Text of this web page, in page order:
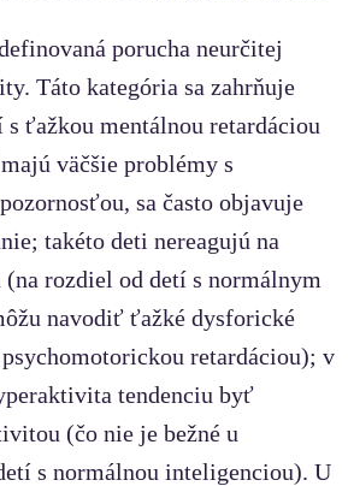
porucha neurčitej
Táto kategória sa zahrňuje
s ťažkou mentálnou retardáciou
väčšie problémy s
sa často objavuje
takéto deti nereagujú na
rozdiel od detí s normálnym
navodiť ťažké dysforické
retardáciou); v
tendenciu byť
(čo nie je bežné u
s normálnou inteligenciou). U